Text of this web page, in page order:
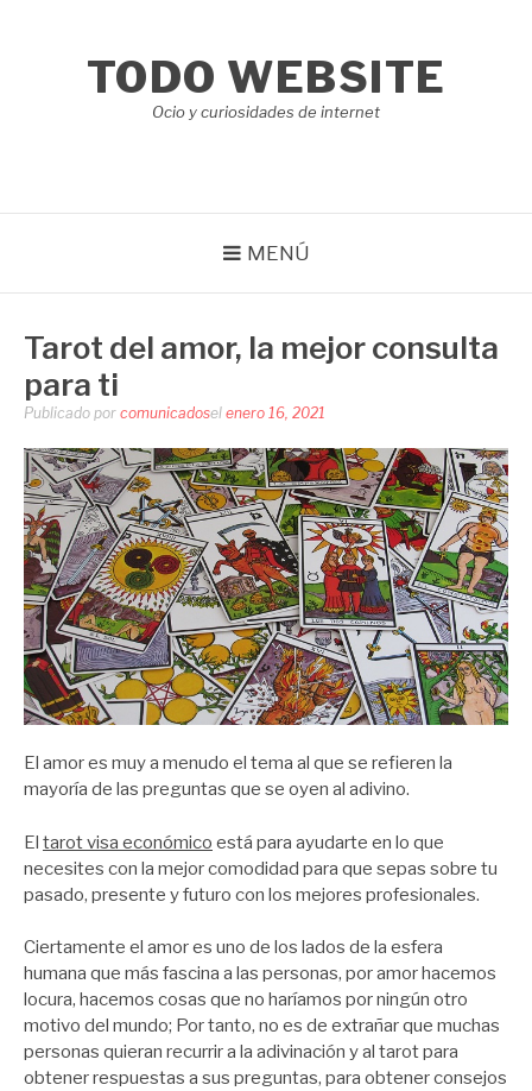
TODO WEBSITE
Ocio y curiosidades de internet
MENÚ
Tarot del amor, la mejor consulta
para ti
Publicado por comunicadosel enero 16, 2021
El amor es muy a menudo el tema al que se refieren la
mayoría de las preguntas que se oyen al adivino.
El tarot visa económico está para ayudarte en lo que
necesites con la mejor comodidad para que sepas sobre tu
pasado, presente y futuro con los mejores profesionales.
Ciertamente el amor es uno de los lados de la esfera
humana que más fascina a las personas, por amor hacemos
locura, hacemos cosas que no haríamos por ningún otro
motivo del mundo; Por tanto, no es de extrañar que muchas
personas quieran recurrir a la adivinación y al tarot para
obtener respuestas a sus preguntas, para obtener consejos